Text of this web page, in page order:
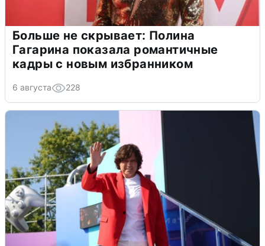
Больше не скрывает: Полина
Гагарина показала романтичные
кадры с новым избранником
6 августа 228